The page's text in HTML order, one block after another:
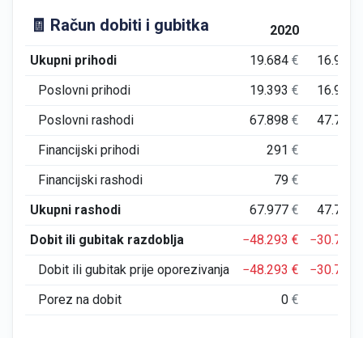
🧾 Račun dobiti i gubitka
2020
Ukupni prihodi
19.684€ 16.968
Poslovni prihodi
19.393€ 16.965
Poslovni rashodi
67.898€ 47.756
Financijski prihodi
291€
Financijski rashodi
79€
Ukupni rashodi
67.977€ 47.763
Dobit ili gubitak razdoblja
−48.293€ −30.795
Dobit ili gubitak prije oporezivanja
−48.293€ −30.795
Porez na dobit
0€